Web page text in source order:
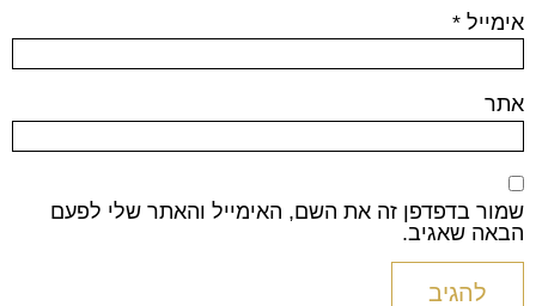
אימייל *
אתר
שמור בדפדפן זה את השם, האימייל והאתר שלי לפעם
הבאה שאגיב.